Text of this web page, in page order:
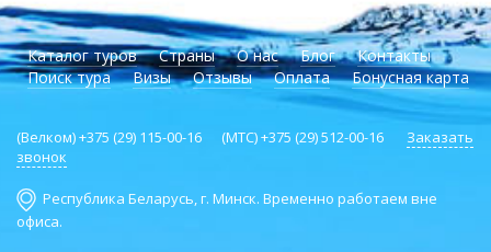
Каталог туров Страны О нас Блог
Контакты
Поиск тура
Визы Отзывы Оплата Бонусная карта
(Велком) +375 (29) 115-00-16 (МТС) +375 (29) 512-00-16 Заказать
звонок
Республика Беларусь, г. Минск. Временно работаем вне
офиса.